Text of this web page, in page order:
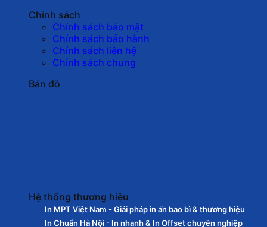
Chính sách
Chính sách bảo mật
Chính sách bảo hành
Chính sách liên hệ
Chính sách chung
Bản đồ
Hệ thống thương hiệu
In MPT Việt Nam - Giải pháp in ấn bao bì & thương hiệu
In Chuẩn Hà Nội - In nhanh & In Offset chuyên nghiệp